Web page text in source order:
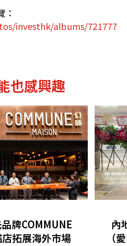
：
investhk/albums/721777
也感興趣
牌COMMUNE
拓展海外市場
內
（